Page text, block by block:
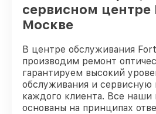
Прошивка (Обновление ПО)
прицела Fortuna
сервисном центре
Москве
В центре обслуживания
производим ремонт
гарантируем высокий
обслуживания и
каждого клиента. Все наши
основаны на принципах